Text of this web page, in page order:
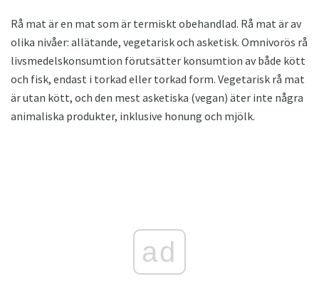
Rå mat är en mat som är termiskt obehandlad. Rå mat är av
olika nivåer: allätande, vegetarisk och asketisk. Omnivorös rå
livsmedelskonsumtion förutsätter konsumtion av både kött
och fisk, endast i torkad eller torkad form. Vegetarisk rå mat
är utan kött, och den mest asketiska (vegan) äter inte några
animaliska produkter, inklusive honung och mjölk.
ad